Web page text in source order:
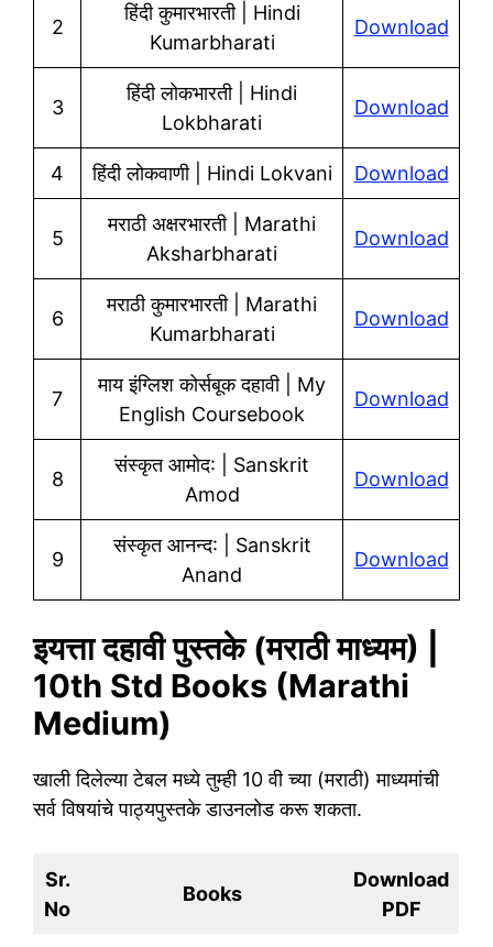
2
हिंदी कुमारभारती | Hindi
Kumarbharati
Download
3
हिंदी लोकभारती | Hindi
Lokbharati
Download
4 हिंदी लोकवाणी | Hindi Lokvani Download
5
मराठी अक्षरभारती | Marathi
Aksharbharati
Download
6
मराठी कुमारभारती | Marathi
Kumarbharati
Download
7
माय इंग्लिश कोर्सबूक दहावी | My
English Coursebook
Download
8
संस्कृत आमोद: | Sanskrit
Amod
Download
9
संस्कृत आनन्द: | Sanskrit
Anand
Download
इयत्ता दहावी पुस्तके (मराठी माध्यम) |
10th Std Books (Marathi
Medium)
खाली दिलेल्या टेबल मध्ये तुम्ही 10 वी च्या (मराठी) माध्यमांची
सर्व विषयांचे पाठ्यपुस्तके डाउनलोड करू शकता.
Sr.
No
Books
Download
PDF